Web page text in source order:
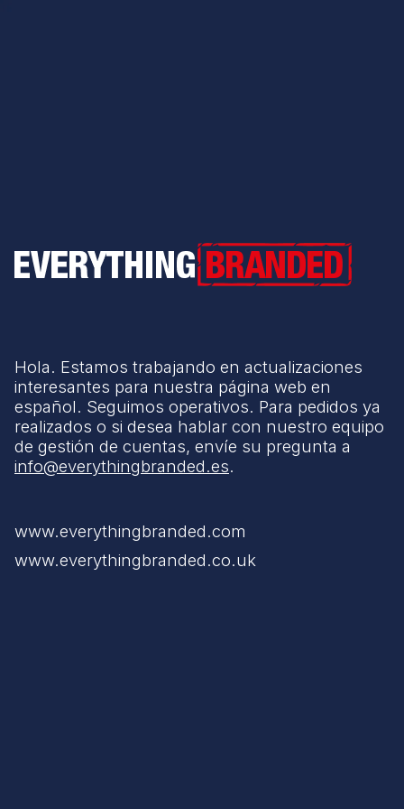
Everything Branded
Hola. Estamos trabajando en actualizaciones
interesantes para nuestra página web en
español. Seguimos operativos. Para pedidos ya
realizados o si desea hablar con nuestro equipo
de gestión de cuentas, envíe su pregunta a
info@everythingbranded.es.
www.everythingbranded.com
www.everythingbranded.co.uk